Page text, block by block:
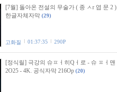
[7월] 돌아온 전설의 무술가 ( 종 ㅅr 엽 문 2 )
한글자체자막 (29)
고화질 01:37:35 290P
[정식릴] 극강의 슈ㅍㅓ히Qㅓ로 - 슈 ㅍㅓ맨
2O25 - 4K. 공식자막 216Op (20)